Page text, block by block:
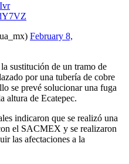
February 8,
sustitución de un tramo de
por una tubería de cobre
se prevé solucionar una fuga
altura de Ecatepec.
indicaron que se realizó una
el SACMEX y se realizaron
las afectaciones a la